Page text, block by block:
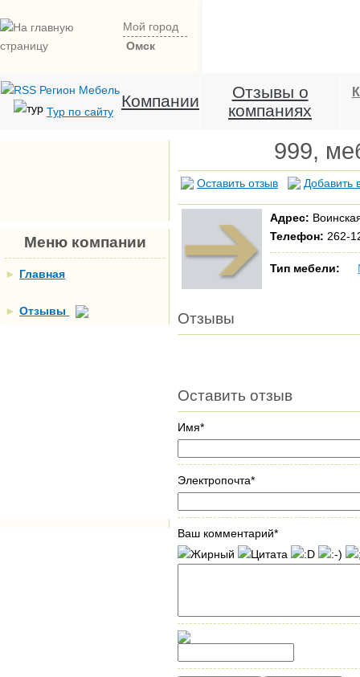
Мой город
Омск
Тур по сайту
Компании
Отзывы о
компаниях
Меню компании
► Главная
► Отзывы
999,
Оставить отзыв Добавить
Адрес:
Телефон: 262-
Тип мебели:
Отзывы
Оставить отзыв
Имя*
Электропочта*
Ваш комментарий*